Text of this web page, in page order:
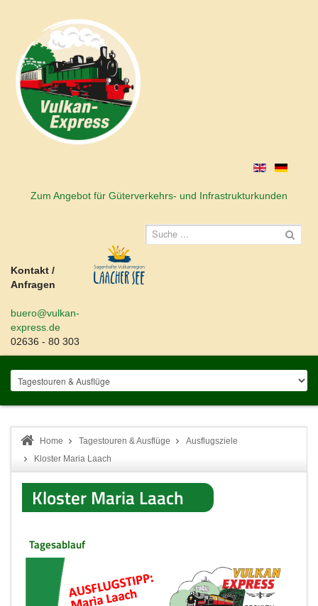
Zum Angebot für Güterverkehrs- und Infrastrukturkunden
Kontakt /
Anfragen
buero@vulkan-
express.de
02636 - 80 303
Home Tagestouren & Ausflüge
Ausflugsziele
Kloster Maria Laach
Kloster Maria Laach
Tagesablauf